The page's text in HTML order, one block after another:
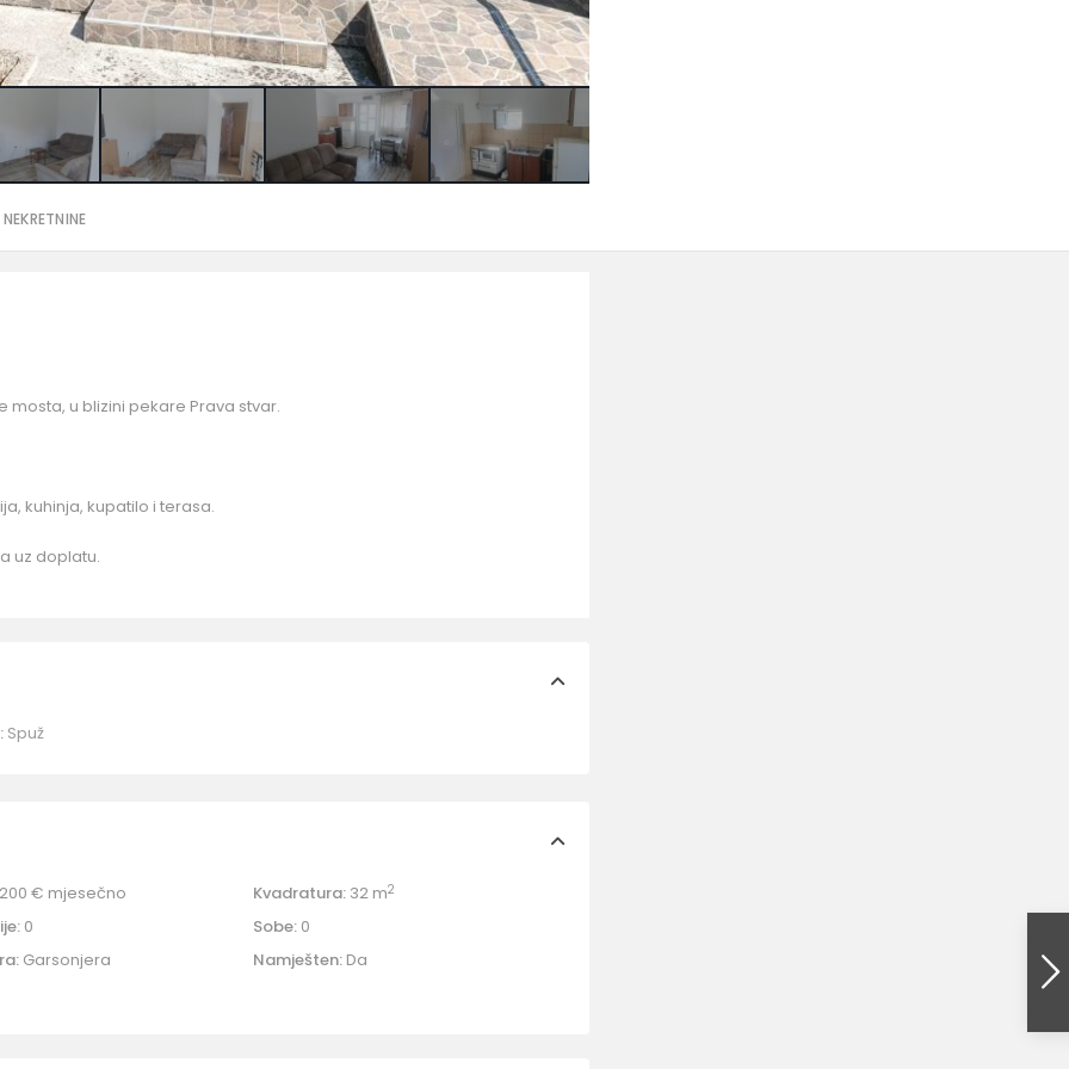
mosta, u blizini pekare Prava stvar.
kuhinja, kupatilo i terasa.
uz doplatu.
Spuž
€ mjesečno Kvadratura: 32 m2
0 Sobe: 0
Garsonjera Namješten: Da